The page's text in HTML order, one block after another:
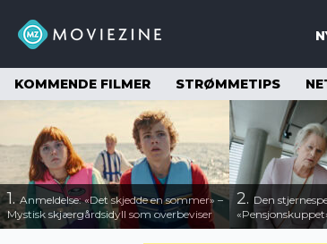
KOMMENDE FILMER STRØMMETIPS
1.Anmeldelse: «Det skjedde en sommer» –
Mystisk skjærgårdsidyll som overbeviser
2. Den